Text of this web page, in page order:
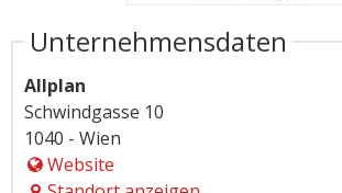
Unternehmensdaten
Allplan
Schwindgasse 10
1040 - Wien
Website